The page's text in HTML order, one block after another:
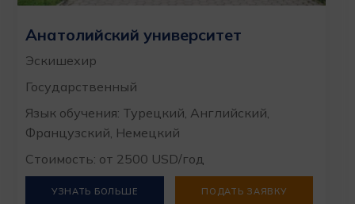
Анатолийский университет
Эскишехир
Государственный
Язык обучения: Турецкий, Английский,
Французский, Немецкий
Стоимость: от 2500 USD/год
УЗНАТЬ БОЛЬШЕ ПОДАТЬ ЗАЯВКУ